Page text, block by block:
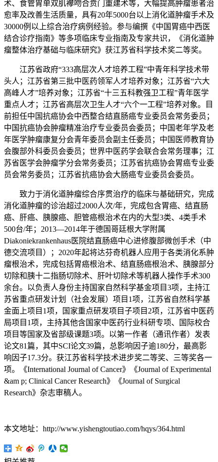
术、食管胃单双肌襻吻合贲门重建术等，大幅提高肿瘤患者治
愈率及改善生活质量，具有20年5000台以上消化道肿瘤手术及
30000例以上综合治疗病例经验。参与编撰《中国胃癌中西医
结合诊疗指南》等多项临床专业指南及专家共识，《消化道肿
瘤整体治疗基础与临床研究》获江苏省科学技术奖二等奖。
江苏省政府“333高层次人才培养工程”中青年科学技术带
头人；江苏省第三批中医药领军人才培养对象；江苏省“六大
高峰人才”培养对象；江苏省“十三五科教强卫工程”青年医学
重点人才；江苏省高层次卫生人才“六个一工程”培养对象。目
前担任中国抗癌协会中西整合结直肠癌专业委员会常务委员；
中国抗癌协会肿瘤精准治疗专业委员会委员；中国老年学及老
年医学肿瘤康复分会青年委员会副主任委员；中国医师教育协
会腹部外科委员会委员；世界中医药学会联合会常务理事；江
苏省医学会肿瘤学分会常务委员；江苏省抗癌协会胃癌专业委
员会常务委员；江苏省抗癌协会大肠癌专业委员会委员。
致力于消化道肿瘤综合序贯治疗的临床与基础研究，完成
消化道肿瘤的诊治超过2000人次/年，完成包含胃癌、结直肠
癌、肝癌、胰腺癌、胆管癌根治术在内的大型3类、4类手术
500台/年；2013—2014年于德国哥廷根大学附属
Diakoniekrankenhaus医院结直肠癌中心进修腹部微创手术（中
德交流项目）；2020年起将达芬奇机器人应用于各类消化系肿
瘤根治术，完成包括胃癌根治术、结直肠癌根治术、胰腺部分
切除和胰十二指肠切除术、肝叶切除术等机器人操作手术300
余台。以负责人身份主持国家自然科学基金项目3项，主持江
苏省重点研发计划（社会发展）项目1项，江苏省自然科学基
金面上项目1项，国家重点研发项目子项目2项，江苏省中医药
局项目1项，主持其他含国家中医药行业科研专项、国际校合
项目等国家及省部级课题3项。以第一作者（通讯作者）发表
论文81篇，其中SCI论文39篇，总影响因子逾180分，最高影
响因子17.3分。获江苏省科学技术进步奖二等奖、三等奖各一
项。《International Journal of Cancer》《Journal of Experimental
&am p; Clinical Cancer Research》《Journal of Surgical
Research》杂志审稿人。
本文地址：http://www.yishengtoutiao.com/hqys/364.html